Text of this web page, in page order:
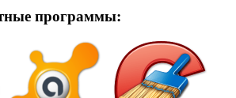
программы: